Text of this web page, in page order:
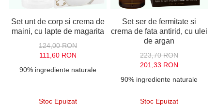
Set unt de corp si crema de
maini, cu lapte de magarita
124,00 RON
111,60 RON
90% ingrediente naturale
Stoc Epuizat
Set ser de fermitate si
crema de fata antirid, cu ulei
de argan
223,70 RON
201,33 RON
90% ingrediente naturale
Stoc Epuizat